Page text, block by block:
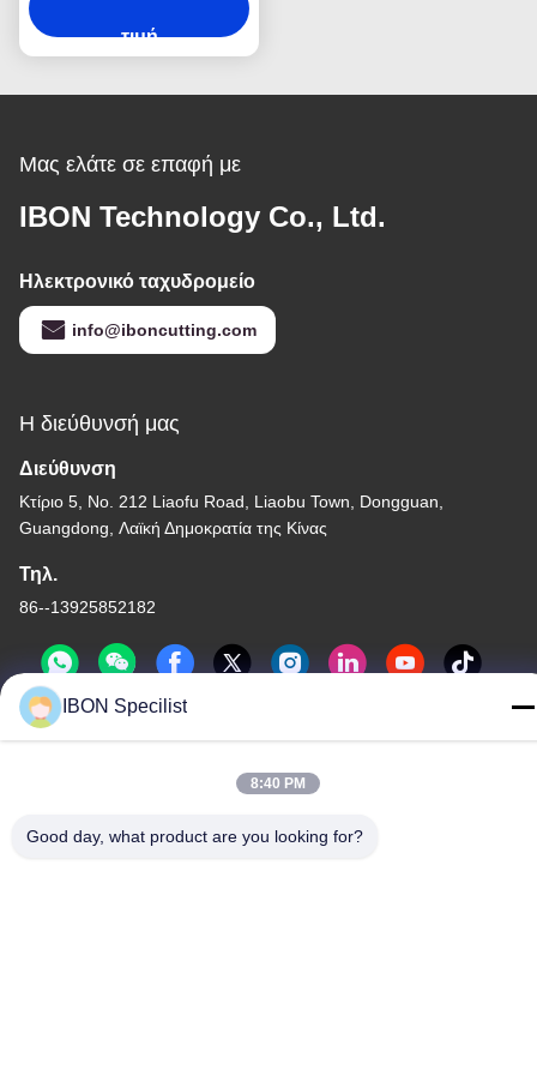
λεπίδα για κοπή
τιμή
Μας ελάτε σε επαφή με
IBON Technology Co., Ltd.
Ηλεκτρονικό ταχυδρομείο
info@iboncutting.com
Η διεύθυνσή μας
Διεύθυνση
Κτίριο 5, No. 212 Liaofu Road, Liaobu Town, Dongguan,
Guangdong, Λαϊκή Δημοκρατία της Κίνας
Τηλ.
86--13925852182
Καλή ποιότητα της Κίνας τέμνουσα μηχανή δέρματος
IBON Specilist
8:40 PM
Good day, what product are you looking for?